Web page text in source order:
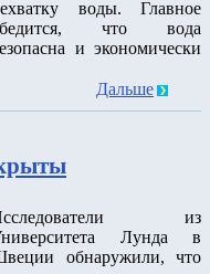
воды. Главное
что вода
и экономически
Дальше
из
Лунда в
обнаружили, что